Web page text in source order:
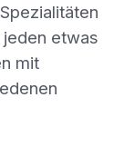
etwas
mit